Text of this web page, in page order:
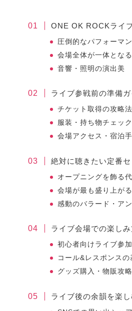
ONE OK ROCKライ
圧倒的なパフォーマ
会場全体が一体とな
音響・照明の演出美
ライブ参戦前の準備ガ
チケット取得の攻略法
服装・持ち物チェッ
会場アクセス・宿泊
絶対に聴きたい定番セ
オープニングを飾る
会場が最も盛り上が
感動のバラード・ア
ライブ会場での楽し
初心者向けライブ参
コール&レスポンスの
グッズ購入・物販攻
ライブ後の余韻を楽